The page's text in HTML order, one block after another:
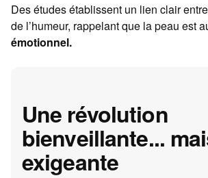
Des études établissent un lien clair
de l’humeur, rappelant que la peau est
émotionnel.
Une révolution
bienveillante...
exigeante